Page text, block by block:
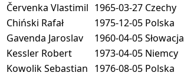
Červenka Vlastimil 1965-03-27 Czechy
Chiński Rafał
1975-12-05 Polska
Gavenda Jaroslav
1960-04-05Słowacja
Kessler Robert
1973-04-05 Niemcy
Kowolik Sebastian 1976-08-05 Polska